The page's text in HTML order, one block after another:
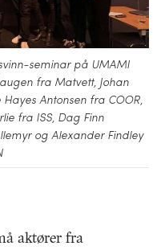
seminar på UMAMI
fra Matvett, Johan
Antonsen fra COOR,
fra ISS, Dag Finn
og Alexander Findley
aktører fra